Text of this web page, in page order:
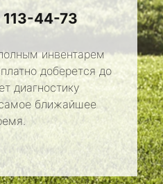
44-73
инвентарем
доберется до
диагностику
ближайшее